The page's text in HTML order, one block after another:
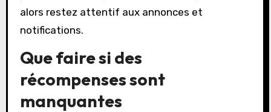
alors restez attentif aux annonces et
notifications.
Que faire si des
récompenses sont
manquantes